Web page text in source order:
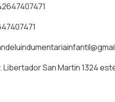
Libertador San Martin 1324